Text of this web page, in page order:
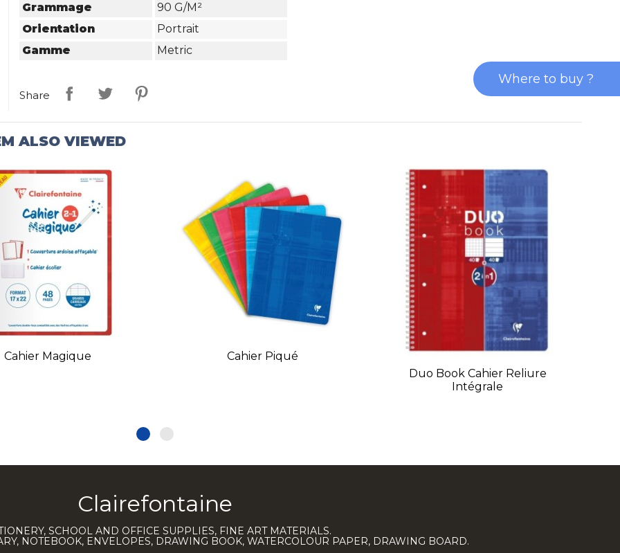
Grammage
90 G/m²
Orientation
Portrait
Gamme
Metric
Share
ALSO VIEWED
Cahier Magique
Cahier Piqué
Duo Book Cahier Reliure
Intégrale
Clairefontaine
SCHOOL AND OFFICE SUPPLIES, FINE ART MATERIALS.
NOTEBOOK, ENVELOPES, DRAWING BOOK, WATERCOLOUR PAPER, DRAWING BOARD.
Where to buy ?